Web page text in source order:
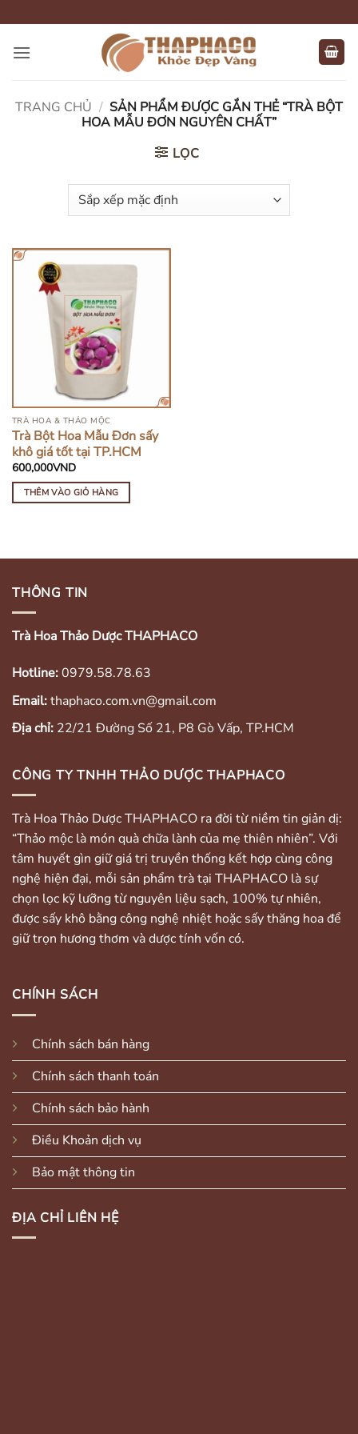
qua
nội
TRANG CHỦ / SẢN PHẨM ĐƯỢC GẮN THẺ “TRÀ BỘT
HOA MẪU ĐƠN NGUYÊN CHẤT”
LỌC
TRÀ HOA & THẢO MỘC
Trà Bột Hoa Mẫu Đơn sấy
khô giá tốt tại TP.HCM
600,000VND
THÊM VÀO GIỎ HÀNG
THÔNG TIN
Trà Hoa Thảo Dược THAPHACO
Hotline:0979.58.78.63
Email:thaphaco.com.vn@gmail.com
Địa chỉ: 22/21 Đường Số 21, P8 Gò Vấp, TP.HCM
CÔNG TY TNHH THẢO DƯỢC THAPHACO
Trà Hoa Thảo Dược THAPHACO ra đời từ niềm tin giản dị:
“Thảo mộc là món quà chữa lành của mẹ thiên nhiên”. Với
tâm huyết gìn giữ giá trị truyền thống kết hợp cùng công
nghệ hiện đại, mỗi sản phẩm trà tại THAPHACO là sự
chọn lọc kỹ lưỡng từ nguyên liệu sạch, 100% tự nhiên,
được sấy khô bằng công nghệ nhiệt hoặc sấy thăng hoa để
giữ trọn hương thơm và dược tính vốn có.
CHÍNH SÁCH
Chính sách bán hàng
Chính sách thanh toán
Chính sách bảo hành
Điều Khoản dịch vụ
Bảo mật thông tin
ĐỊA CHỈ LIÊN HỆ